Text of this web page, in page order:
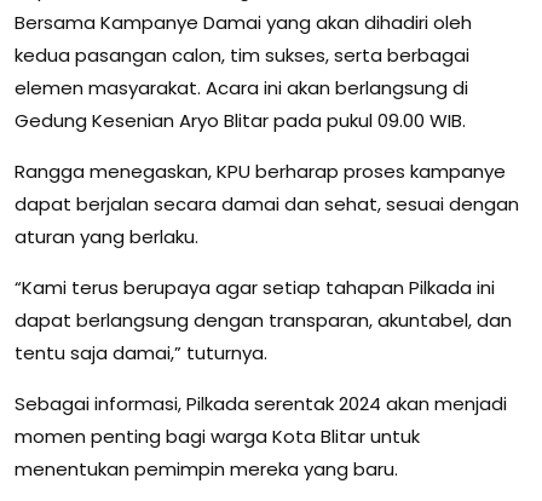
Bersama Kampanye Damai yang akan dihadiri oleh
kedua pasangan calon, tim sukses, serta berbagai
elemen masyarakat. Acara ini akan berlangsung di
Gedung Kesenian Aryo Blitar pada pukul 09.00 WIB.
Rangga menegaskan, KPU berharap proses kampanye
dapat berjalan secara damai dan sehat, sesuai dengan
aturan yang berlaku.
“Kami terus berupaya agar setiap tahapan Pilkada ini
dapat berlangsung dengan transparan, akuntabel, dan
tentu saja damai,” tuturnya.
Sebagai informasi, Pilkada serentak 2024 akan menjadi
momen penting bagi warga Kota Blitar untuk
menentukan pemimpin mereka yang baru.